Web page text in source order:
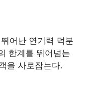
어난 연기력 덕분
한계를 뛰어넘는
을 사로잡는다.